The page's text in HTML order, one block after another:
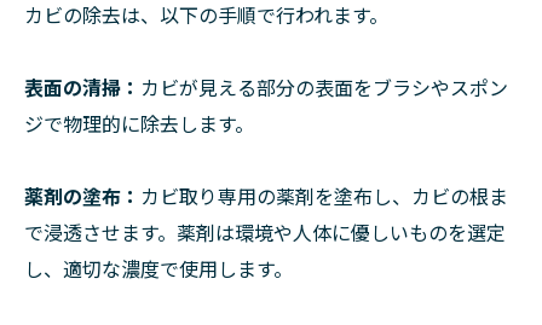
カビの除去は、以下の手順で行われます。
表面の清掃： カビが見える部分の表面をブラシやスポン
ジで物理的に除去します。
薬剤の塗布： カビ取り専用の薬剤を塗布し、カビの根ま
で浸透させます。薬剤は環境や人体に優しいものを選定
し、適切な濃度で使用します。